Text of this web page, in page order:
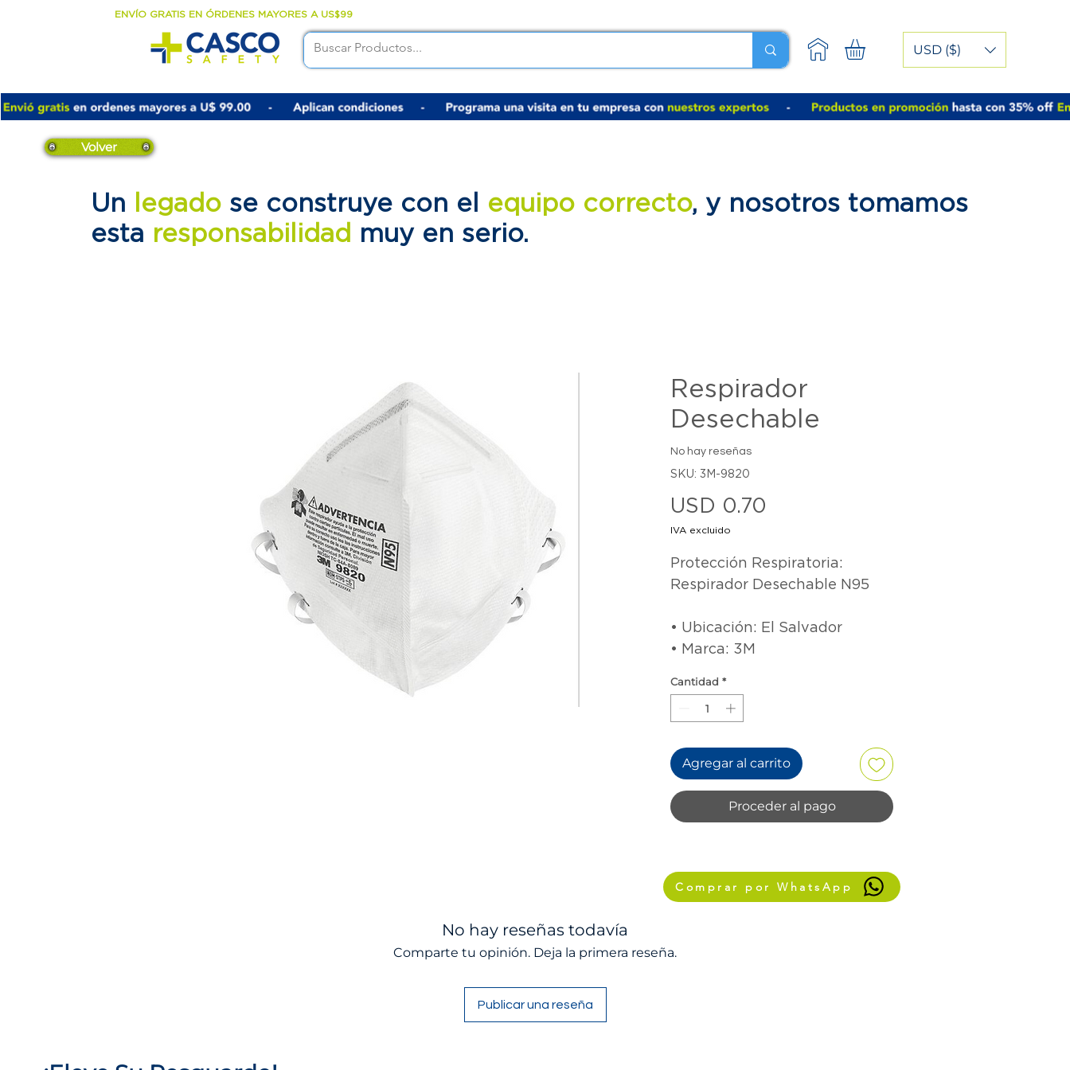
ENVÍO GRATIS EN ÓRDENES MAYORES A US$99
USD ($)
Volver
Respirador
Desechable
No hay reseñas
SKU: 3M-9820
USD 0.70
IVA excluido
Protección Respiratoria:
Respirador Desechable N95
• Ubicación: El Salvador
• Marca: 3M
Cantidad *
Agregar al carrito
Proceder al pago
No hay reseñas todavía
Comparte tu opinión. Deja la primera reseña.
Publicar una reseña
Un legado se construye con el equipo correcto, y nosotros tomamos
esta responsabilidad muy en serio.
Comprar por WhatsApp